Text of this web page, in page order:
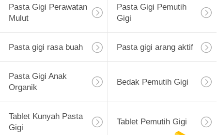
Pasta Gigi Perawatan
Mulut
Pasta Gigi Pemutih
Gigi
Pasta gigi rasa buah Pasta gigi arang aktif
Pasta Gigi Anak
Organik
Bedak Pemutih Gigi
Tablet Kunyah Pasta
Gigi
Tablet Pemutih Gigi